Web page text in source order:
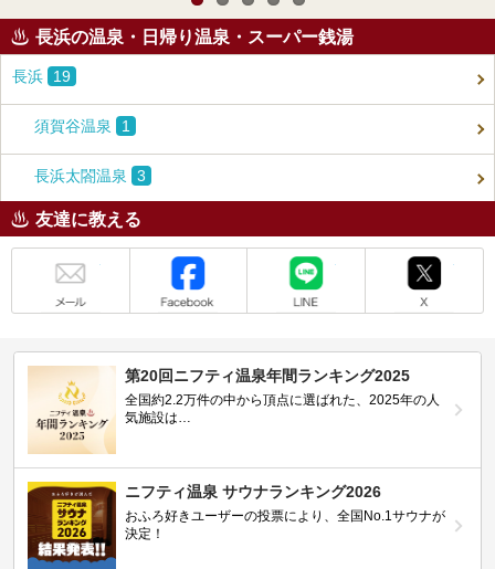
長浜の温泉・日帰り温泉・スーパー銭湯
長浜 19
須賀谷温泉 1
長浜太閤温泉 3
友達に教える
第20回ニフティ温泉年間ランキング2025
全国約2.2万件の中から頂点に選ばれた、2025年の人
気施設は…
ニフティ温泉 サウナランキング2026
おふろ好きユーザーの投票により、全国No.1サウナが
決定！